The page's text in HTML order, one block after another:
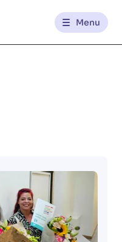
Menu
Het Poetsbureau